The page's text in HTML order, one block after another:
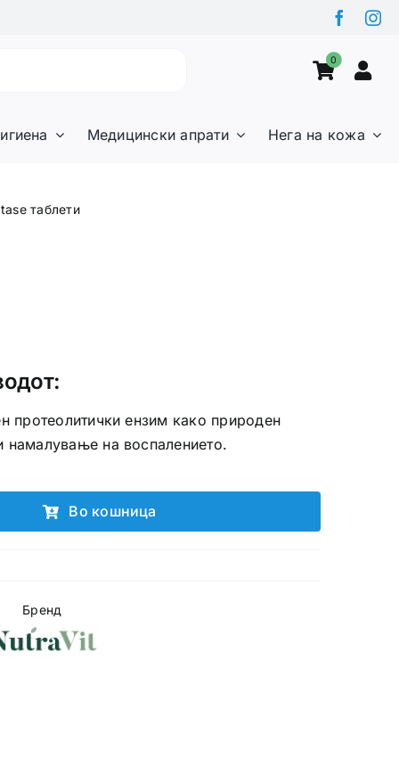
0
Медицински апрати Нега на кожа
таблети
протеолитички ензим како природен
на воспалението.
Во кошница
Бренд